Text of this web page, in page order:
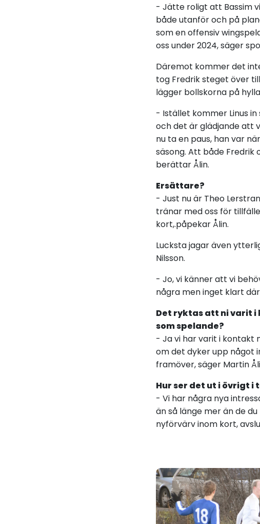
- Jätte roligt att Bassim
både utanför och på
som en offensiv
oss under 2024, säger
Däremot kommer det
tog Fredrik steget över
lägger bollskorna på
- Istället kommer Linus
och det är glädjande att
nu ta en paus, han var
säsong. Att både Fredrik
berättar Ålin.
Ersättare?
- Just nu är Theo
tränar med oss för
kort,.påpekar Ålin.
Lucksta jagar även
Nilsson.
- Jo, vi känner att vi
några men inget klart
Det ryktas att ni varit i
som spelande?
- Ja vi har varit i kontakt
om det dyker upp något
framöver, säger Martin
Hur ser det ut i övrigt i
- Vi har några nya
än så länge mer än de
nyförvärv inom kort,